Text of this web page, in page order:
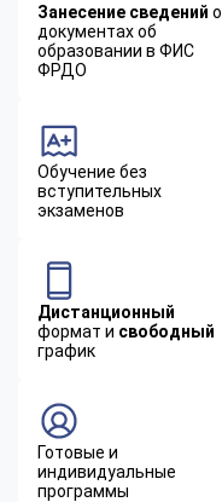
Занесение сведений о
документах об
образовании в ФИС
ФРДО
Обучение без
вступительных
экзаменов
Дистанционный
формат и свободный
график
Готовые и
индивидуальные
программы